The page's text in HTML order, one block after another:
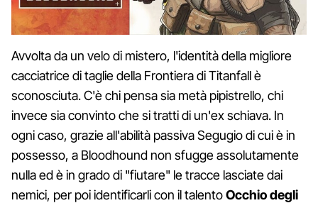
Avvolta da un velo di mistero, l'identità della migliore
cacciatrice di taglie della Frontiera di Titanfall è
sconosciuta. C'è chi pensa sia metà pipistrello, chi
invece sia convinto che si tratti di un'ex schiava. In
ogni caso, grazie all'abilità passiva Segugio di cui è in
possesso, a Bloodhound non sfugge assolutamente
nulla ed è in grado di "fiutare" le tracce lasciate dai
nemici, per poi identificarli con il talentoOcchio degli